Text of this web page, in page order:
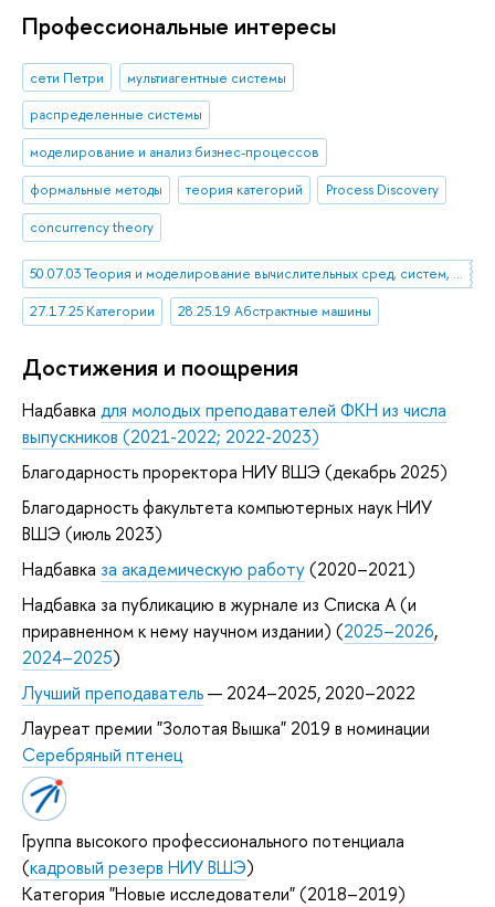
Профессиональные интересы
сети Петри
мультиагентные системы
распределенные системы
моделирование и анализ бизнес-процессов
формальные методы
теория категорий
Process Discovery
concurrency theory
50.07.03 Теория и моделирование вычислительных сред, систем, комплексов и сетей
27.17.25 Категории
28.25.19 Абстрактные машины
Достижения и поощрения
Надбавка для молодых преподавателей ФКН из числа
выпускников (2021-2022; 2022-2023)
Благодарность проректора НИУ ВШЭ (декабрь 2025)
Благодарность факультета компьютерных наук НИУ
ВШЭ (июль 2023)
Надбавка за академическую работу(2020–2021)
Надбавка за публикацию в журнале из Списка А (и
приравненном к нему научном издании) (2025–2026,
2024–2025)
Лучший преподаватель— 2024–2025, 2020–2022
Лауреат премии "Золотая Вышка" 2019 в номинации
Серебряный птенец
Группа высокого профессионального потенциала
(кадровый резерв НИУ ВШЭ)
Категория "Новые исследователи" (2018–2019)